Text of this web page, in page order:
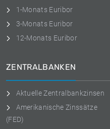
1-Monats Euribor
3-Monats Euribor
12-Monats Euribor
ZENTRALBANKEN
Aktuelle Zentralbankzinsen
Amerikanische Zinssätze
(FED)